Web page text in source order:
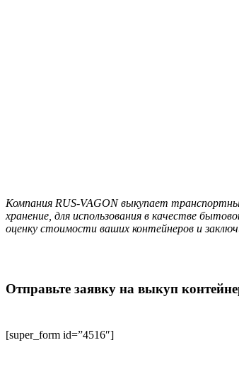
Компания RUS-VAGON выкупает
хранение, для использования в качестве
оценку стоимости ваших контейнеров и
Отправьте заявку на выкуп
[super_form id=”4516″]